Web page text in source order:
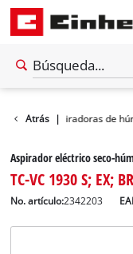
Atrás |
Aspiradoras de
Aspirador eléctrico seco-
TC-VC 1930 S; EX;
No. artículo:2342203